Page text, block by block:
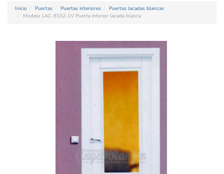
Inicio Puertas Puertas interiores
Puertas lacadas blancas
Modelo LAC-9102-1V Puerta interior lacada blanca